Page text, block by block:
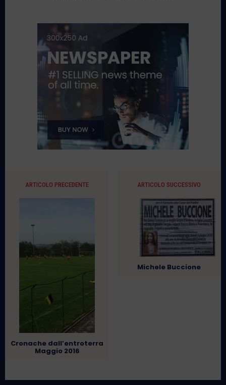
ARTICOLO PRECEDENTE
Cronache dall’entroterra
Maggio 2016
ARTICOLO SUCCESSIVO
Michele Buccione